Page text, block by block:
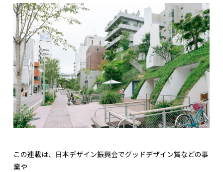
この連載は、日本デザイン振興会でグッドデザイン賞などの事
業や